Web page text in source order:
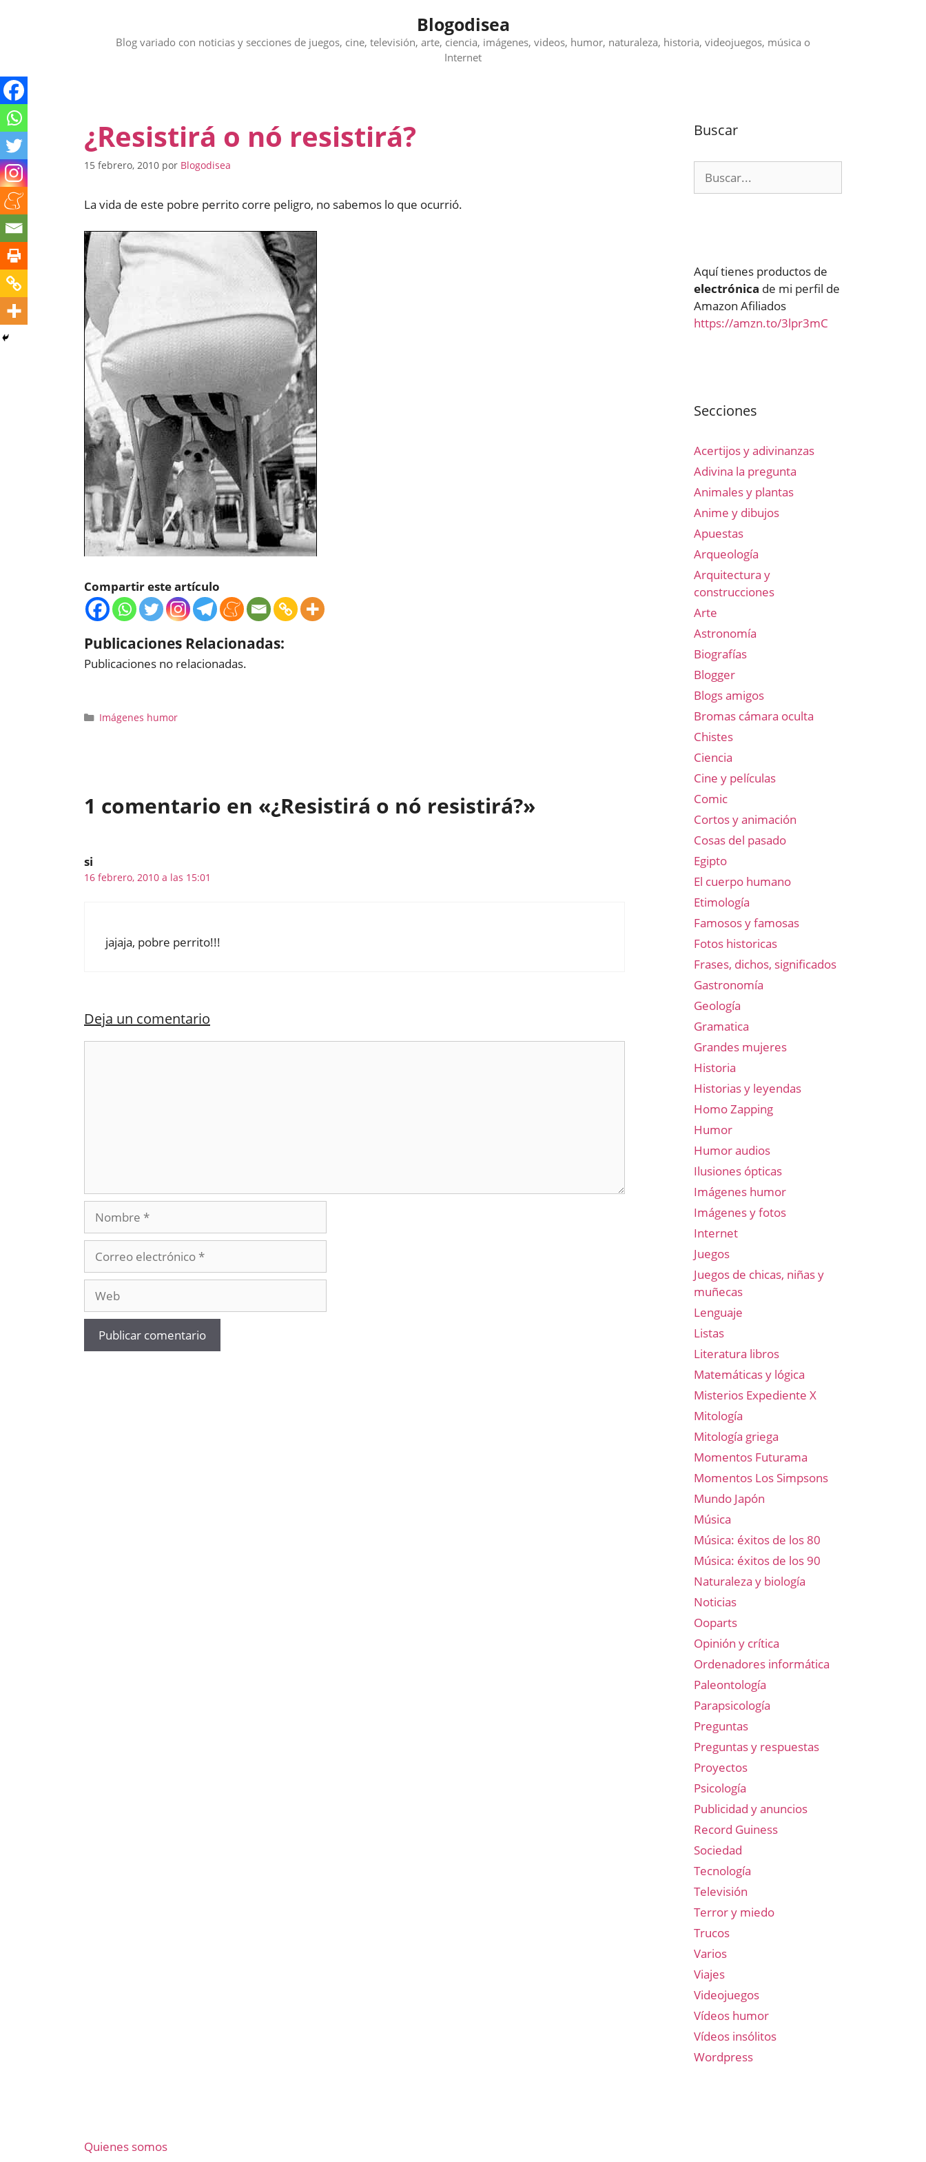
Blogodisea
Blog variado con noticias y secciones de juegos, cine, televisión, arte, ciencia, imágenes, videos, humor, naturaleza, historia, videojuegos, música o
Internet
¿Resistirá o nó resistirá?
15 febrero, 2010 por Blogodisea
La vida de este pobre perrito corre peligro, no sabemos lo que ocurrió.
Compartir este artículo
Publicaciones Relacionadas:
Publicaciones no relacionadas.
Categorías
Imágenes humor
1 comentario en «¿Resistirá o nó resistirá?»
si
16 febrero, 2010 a las 15:01
jajaja, pobre perrito!!!
Deja un comentario
Nombre
electrónico
Buscar
Aquí tienes productos de
electrónica de mi perfil de
Amazon Afiliados
https://amzn.to/3lpr3mC
Secciones
Acertijos y adivinanzas
Adivina la pregunta
Animales y plantas
Anime y dibujos
Apuestas
Arqueología
Arquitectura y
construcciones
Arte
Astronomía
Biografías
Blogger
Blogs amigos
Bromas cámara oculta
Chistes
Ciencia
Cine y películas
Comic
Cortos y animación
Cosas del pasado
Egipto
El cuerpo humano
Etimología
Famosos y famosas
Fotos historicas
Frases, dichos, significados
Gastronomía
Geología
Gramatica
Grandes mujeres
Historia
Historias y leyendas
Homo Zapping
Humor
Humor audios
Ilusiones ópticas
Imágenes humor
Imágenes y fotos
Internet
Juegos
Juegos de chicas, niñas y
muñecas
Lenguaje
Listas
Literatura libros
Matemáticas y lógica
Misterios Expediente X
Mitología
Mitología griega
Momentos Futurama
Momentos Los Simpsons
Mundo Japón
Música
Música: éxitos de los 80
Música: éxitos de los 90
Naturaleza y biología
Noticias
Ooparts
Opinión y crítica
Ordenadores informática
Paleontología
Parapsicología
Preguntas
Preguntas y respuestas
Proyectos
Psicología
Publicidad y anuncios
Record Guiness
Sociedad
Tecnología
Televisión
Terror y miedo
Trucos
Varios
Viajes
Videojuegos
Vídeos humor
Vídeos insólitos
Wordpress
Quienes somos